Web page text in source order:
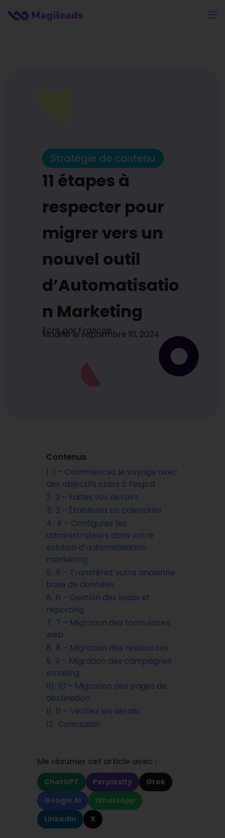
Stratégie de contenu
11 étapes à
respecter pour
migrer vers un
nouvel outil
d’Automatisatio
n Marketing
Ecrit parFrancois
Modifié le septembre 10, 2024
Contenus
1. 1 – Commencez le voyage avec
des objectifs clairs à l’esprit
2. 2 – Faites vos devoirs
3. 3 – Établissez un calendrier
4. 4 – Configurez les
administrateurs dans votre
solution d’automatisation
marketing
5. 5 – Transférez votre ancienne
base de données
6. 6 – Gestion des leads et
reporting
7. 7 – Migration des formulaires
web
8. 8 – Migration des ressources
9. 9 – Migration des campagnes
emailing
10. 10 – Migration des pages de
destination
11. 11 – Vérifiez les détails
12. Conclusion
Me résumer cet article avec :
ChatGPT Perplexity
Grok
Google AI
WhatsApp
LinkedIn
X